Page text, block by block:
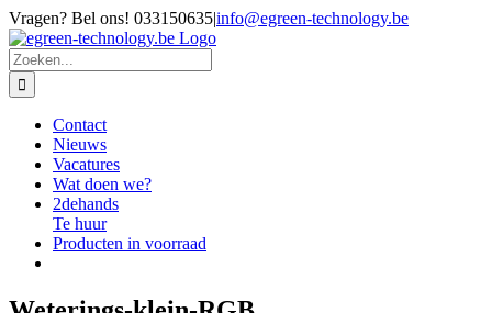
Ga
naar
inhoud
Vragen? Bel ons! 033150635|info@egreen-technology.be
Zoeken
naar:
Contact
Nieuws
Vacatures
Wat doen we?
2dehands
Te huur
Producten in voorraad